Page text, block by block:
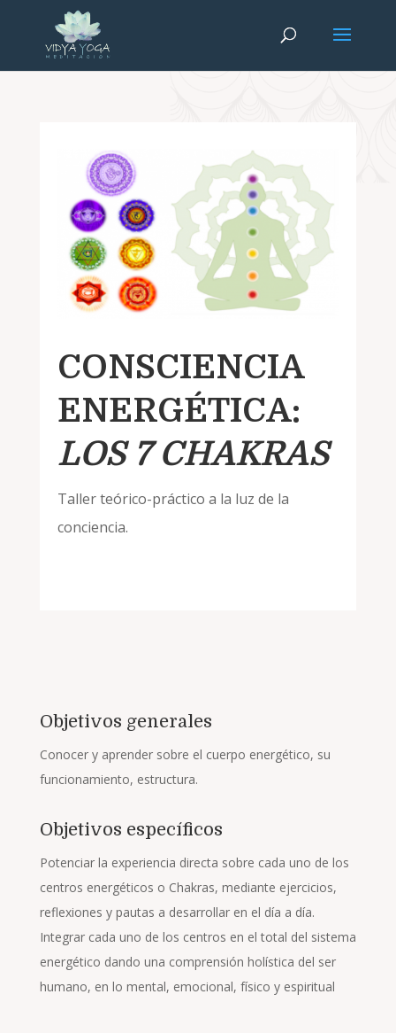
CONSCIENCIA
ENERGÉTICA:
LOS 7 CHAKRAS
Taller teórico-práctico a la luz de la
conciencia.
Objetivos generales
Conocer y aprender sobre el cuerpo energético, su
funcionamiento, estructura.
Objetivos específicos
Potenciar la experiencia directa sobre cada uno de los
centros energéticos o Chakras, mediante ejercicios,
reflexiones y pautas a desarrollar en el día a día.
Integrar cada uno de los centros en el total del sistema
energético dando una comprensión holística del ser
humano, en lo mental, emocional, físico y espiritual